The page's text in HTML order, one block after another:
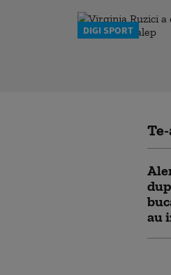
DIGI SPORT
au